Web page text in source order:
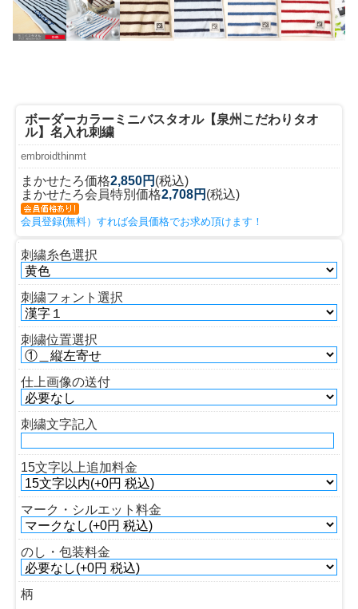
ボーダーカラーミニバスタオル【泉州こだわりタオ
ル】名入れ刺繍
embroidthinmt
まかせたろ価格2,850円 (税込)
まかせたろ会員特別価格2,708円 (税込)
会員登録(無料）すれば会員価格でお求め頂けます！
刺繍糸色選択
刺繍フォント選択
刺繍位置選択
仕上画像の送付
刺繍文字記入
15文字以上追加料金
マーク・シルエット料金
のし・包装料金
柄